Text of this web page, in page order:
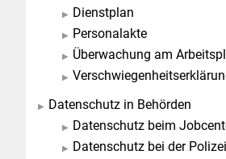
Dienstplan
Personalakte
Überwachung am
Datenschutz in Behörden
Datenschutz beim
Datenschutz bei der Polizei